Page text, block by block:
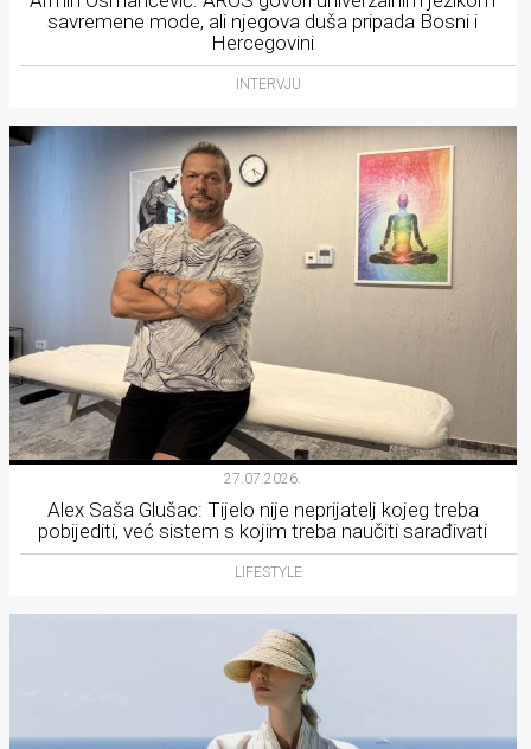
savremene mode, ali njegova duša pripada Bosni i
Hercegovini
INTERVJU
27.07.2026.
Alex Saša Glušac: Tijelo nije neprijatelj kojeg treba
pobijediti, već sistem s kojim treba naučiti sarađivati
LIFESTYLE